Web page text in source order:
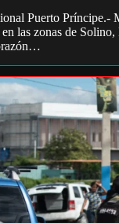
Puerto Príncipe.-
las zonas de